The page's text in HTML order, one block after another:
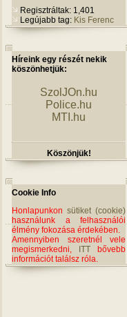
Regisztráltak: 1,401
Legújabb tag: Kis Ferenc
Híreink egy részét nekik
köszönhetjük:
SzolJOn.hu
Police.hu
MTI.hu
Köszönjük!
Cookie Info
Honlapunkon sütiket (cookie)
használunk a felhasználói
élmény fokozása érdekében.
Amennyiben szeretnél vele
megismerkedni,
ITT bővebb
információt találsz róla.